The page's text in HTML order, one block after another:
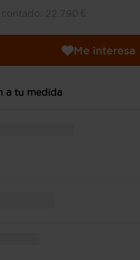
22.790 €
Me interesa
a tu medida